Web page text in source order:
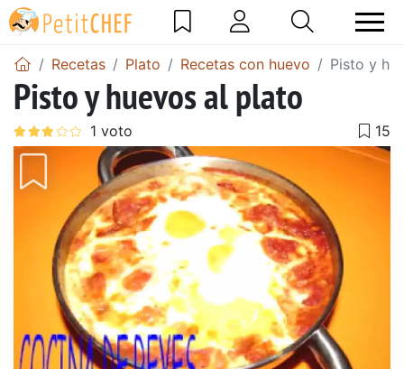
Recetas Plato Recetas con huevo Pisto y
Pisto y huevos al plato